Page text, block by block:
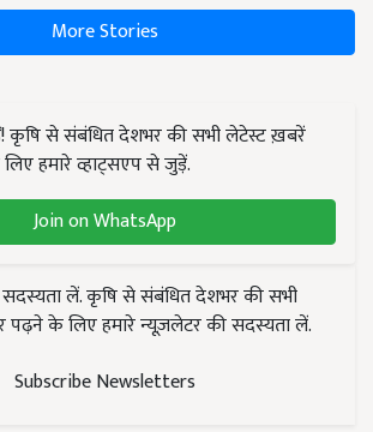
More Stories
कृषि से संबंधित देशभर की सभी लेटेस्ट ख़बरें
हमारे व्हाट्सएप से जुड़ें.
Join on WhatsApp
लें. कृषि से संबंधित देशभर की सभी
के लिए हमारे न्यूज़लेटर की सदस्यता लें.
Subscribe Newsletters